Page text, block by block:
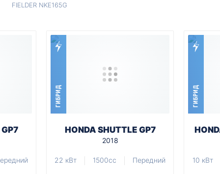
FIELDER NKE165G
ГИБРИД
HONDA SHUTTLE GP7
2018
22 кВт 1500cc Передний
ГИБРИД
10 кВт